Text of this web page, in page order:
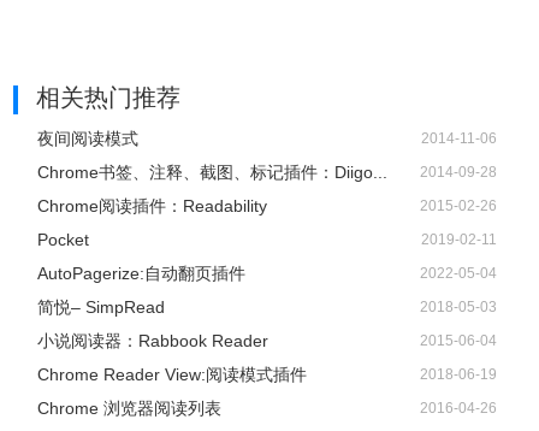
相关热门推荐
夜间阅读模式 2014-11-06
Chrome书签、注释、截图、标记插件：Diigo... 2014-09-28
Chrome阅读插件：Readability 2015-02-26
Pocket 2019-02-11
AutoPagerize:自动翻页插件 2022-05-04
简悦– SimpRead 2018-05-03
小说阅读器：Rabbook Reader 2015-06-04
Chrome Reader View:阅读模式插件 2018-06-19
Chrome 浏览器阅读列表 2016-04-26